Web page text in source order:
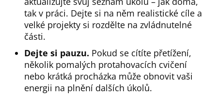
tak v práci. Dejte si na něm realistické cíle a
velké projekty si rozdělte na zvládnutelné
části.
Dejte si pauzu. Pokud se cítíte přetížení,
několik pomalých protahovacích cvičení
nebo krátká procházka může obnovit vaši
energii na plnění dalších úkolů.